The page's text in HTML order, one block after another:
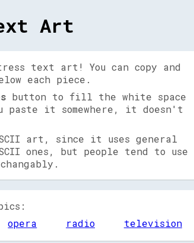
Art
text art! You can copy and
each piece.
button to fill the white space
paste it somewhere, it doesn't
art, since it uses general
ones, but people tend to use
opera radio television